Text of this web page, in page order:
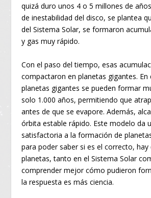
quizá duro unos 4 o 5 millones de
de inestabilidad del disco, se plantea
del Sistema Solar, se formaron
y gas muy rápido.
Con el paso del tiempo, esas
compactaron en planetas gigantes.
planetas gigantes se pueden formar
solo 1.000 años, permitiendo que
antes de que se evapore. Además,
órbita estable rápido. Este modelo da
satisfactoria a la formación de
para poder saber si es el correcto,
planetas, tanto en el Sistema Solar
comprender mejor cómo pudieron
la respuesta es más ciencia.